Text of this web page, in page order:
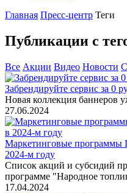
Главная Пресс-центр Теги
Публикации с
Все Акции Видео Новости
Забрендируйте сервис за 0
Новая коллекция баннеров
27.06.2024
Маркетинговые программы
2024-м году
Список акций и субсидий
программе "Народное
17.04.2024